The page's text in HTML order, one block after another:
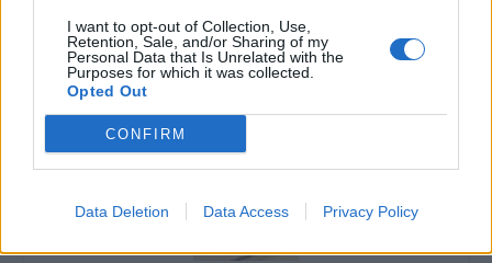
I want to opt-out of Collection, Use,
Retention, Sale, and/or Sharing of my
Personal Data that Is Unrelated with the
Purposes for which it was collected.
Opted Out
CONFIRM
Data Deletion Data Access Privacy Policy